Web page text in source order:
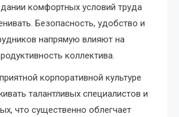
комфортных условий труда
Безопасность, удобство и
напрямую влияют на
коллектива.
корпоративной культуре
талантливых специалистов и
что существенно облегчает